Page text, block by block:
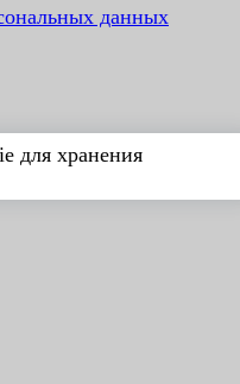
данных
для хранения